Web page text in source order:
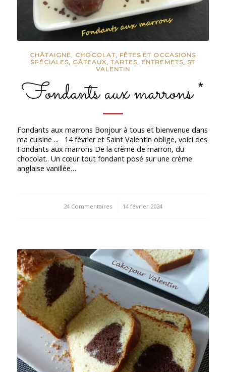
CHÂTAIGNE, CHOCOLAT, FÊTES ET OCCASIONS
SPÉCIALES, GÂTEAUX, TARTES, ENTREMETS, ST
VALENTIN
Fondants aux marrons *
Fondants aux marrons Bonjour à tous et bienvenue dans
ma cuisine ... 14 février et Saint Valentin oblige, voici des
Fondants aux marrons De la crème de marron, du
chocolat.. Un cœur tout fondant posé sur une crème
anglaise vanillée…
24 Commentaires
/ 14 février 2024